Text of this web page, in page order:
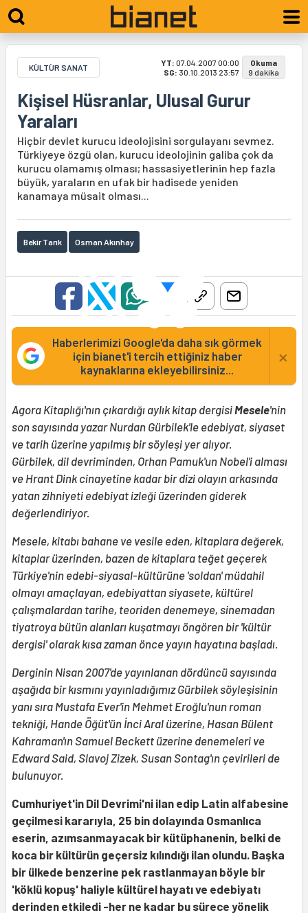
KÜLTÜR SANAT YT: 07.04.2007 00:00
SG: 30.10.2013 23:57
Okuma
9 dakika
Kişisel Hüsranlar, Ulusal Gurur
Yaraları
Hiçbir devlet kurucu ideolojisini sorgulayanı sevmez.
Türkiyeye özgü olan, kurucu ideolojinin galiba çok da
kurucu olamamış olması; hassasiyetlerinin hep fazla
büyük, yaraların en ufak bir hadisede yeniden
kanamaya müsait olması...
Bekir Tarık Osman Akınhay
Haberlerimizi Google'da daha sık görmek
için bianet'i tercih ettiğiniz haber
kaynaklarına ekleyebilirsiniz...
×
Agora Kitaplığı'nın çıkardığı aylık kitap dergisiMesele'nin
son sayısında yazar Nurdan Gürbilek'le edebiyat, siyaset
ve tarih üzerine yapılmış bir söyleşi yer alıyor.
Gürbilek, dil devriminden, Orhan Pamuk'un Nobel'i alması
ve Hrant Dink cinayetine kadar bir dizi olayın arkasında
yatan zihniyeti edebiyat izleği üzerinden giderek
değerlendiriyor.
Mesele, kitabı bahane ve vesile eden, kitaplara değerek,
kitaplar üzerinden, bazen de kitaplara teğet geçerek
Türkiye'nin edebi-siyasal-kültürüne 'soldan' müdahil
olmayı amaçlayan, edebiyattan siyasete, kültürel
çalışmalardan tarihe, teoriden denemeye, sinemadan
tiyatroya bütün alanları kuşatmayı öngören bir 'kültür
dergisi' olarak kısa zaman önce yayın hayatına başladı.
Derginin Nisan 2007'de yayınlanan dördüncü sayısında
aşağıda bir kısmını yayınladığımız Gürbilek söyleşisinin
yanı sıra Mustafa Ever'in Mehmet Eroğlu'nun roman
tekniği, Hande Öğüt'ün İnci Aral üzerine, Hasan Bülent
Kahraman'ın Samuel Beckett üzerine denemeleri ve
Edward Said, Slavoj Zizek, Susan Sontag'ın çevirileri de
bulunuyor.
Cumhuriyet'in Dil Devrimi'ni ilan edip Latin alfabesine
geçilmesi kararıyla, 25 bin dolayında Osmanlıca
eserin, azımsanmayacak bir kütüphanenin, belki de
koca bir kültürün geçersiz kılındığı ilan olundu. Başka
bir ülkede benzerine pek rastlanmayan böyle bir
'köklü kopuş' haliyle kültürel hayatı ve edebiyatı
derinden etkiledi -her ne kadar bu sürece yönelik